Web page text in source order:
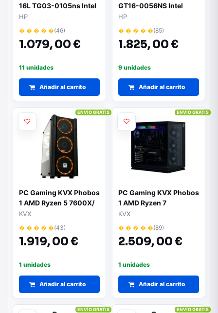
16L TG03-0105ns Intel
Core i5-14400F/ 16GB/
1TB SSD/ GeForce RTX
5050/ Sin Sistema
Operativo
HP
� � � � �(46)
1.079,00 €
11 unidades
Añadir al carrito
GT16-0056NS Intel
Core i7-14700F/ 16GB/
1TB SSD/ GeForce RTX
5060 Ti/ Sin Sistema
Operativo
HP
� � � � �(85)
1.825,00 €
9 unidades
Añadir al carrito
PC Gaming KVX Phobos
1 AMD Ryzen 5 7600X/
32GB/ 1TB SSD/ GeForce
RTX 5060 Ti/ Sin
Sistema Operativo
KVX
� � � � �(43)
1.919,00 €
1 unidades
Añadir al carrito
ENVÍO GRATIS
PC Gaming KVX Phobos
1 AMD Ryzen 7
7800X3D/ 32GB/ 2TB
SSD/ GeForce RTX
5070/ Sin Sistema
Operativo
KVX
� � � � �(89)
2.509,00 €
1 unidades
Añadir al carrito
ENVÍO GRATIS
ENVÍO GRATIS ENVÍO GRATIS